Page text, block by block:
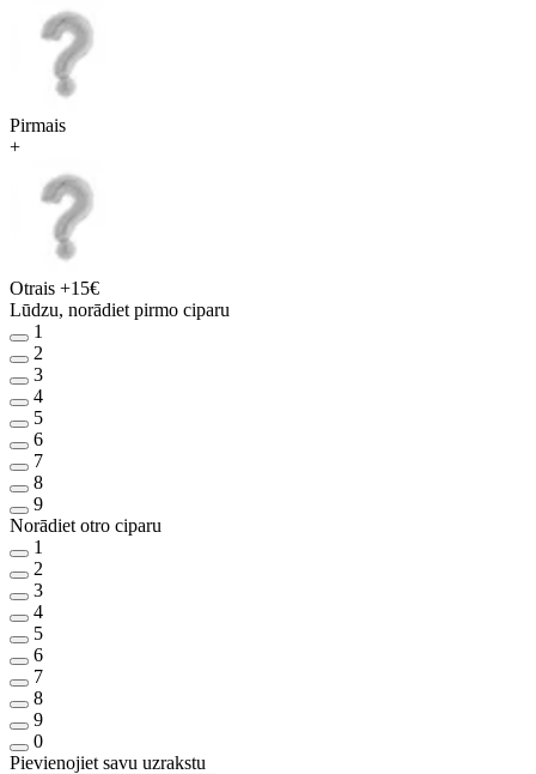
Pirmais
+
Otrais +15€
Lūdzu, norādiet pirmo ciparu
1
2
3
4
5
6
7
8
9
Norādiet otro ciparu
1
2
3
4
5
6
7
8
9
0
Pievienojiet savu uzrakstu